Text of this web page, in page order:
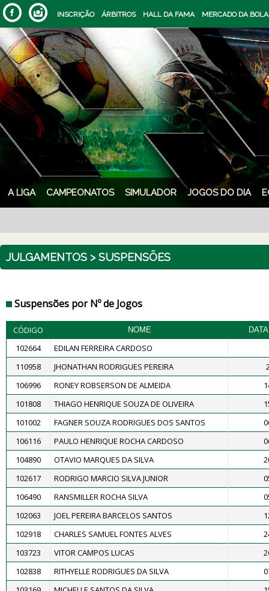
INSCRIÇÃO ÁRBITROS HALL DA FAMA MERCADO DA BOLA
A LIGA CAMPEONATOS SIMULADOR JOGOS DO DIA
JULGAMENTOS > SUSPENSÕES
Suspensões por Nº de Jogos
CÓDIGO NOME
102664
EDILAN FERREIRA CARDOSO
110958
JHONATHAN RODRIGUES PEREIRA
106996
RONEY ROBSERSON DE ALMEIDA
101808
THIAGO HENRIQUE SOUZA DE OLIVEIRA
101002
FAGNER SOUZA RODRIGUES DOS SANTOS
106116
PAULO HENRIQUE ROCHA CARDOSO
104890
OTAVIO MARQUES DA SILVA
102617
RODRIGO MARCIO SILVA JUNIOR
106490
RANSMILLER ROCHA SILVA
102063
JOEL PEREIRA BARCELOS SANTOS
102918
CHARLES SAMUEL FONTES ALVES
103723
VITOR CAMPOS LUCAS
102838
RITHYELLE RODRIGUES DA SILVA